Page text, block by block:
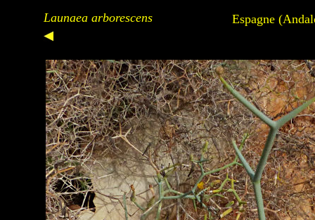
Launaea arborescens Espagne